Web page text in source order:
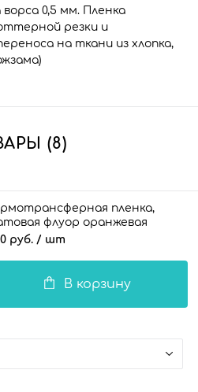
0,5 мм. Пленка
резки и
на ткани из хлопка,
(8)
пленка,
флуор оранжевая
руб. / шт
В корзину